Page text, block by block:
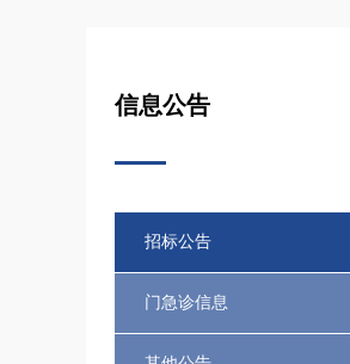
信息公告
招标公告
门急诊信息